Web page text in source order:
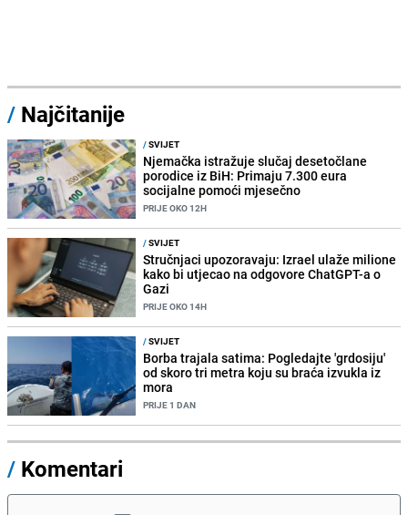
/ Najčitanije
/SVIJET
Njemačka istražuje slučaj desetočlane
porodice iz BiH: Primaju 7.300 eura
socijalne pomoći mjesečno
PRIJE OKO 12H
/SVIJET
Stručnjaci upozoravaju: Izrael ulaže milione
kako bi utjecao na odgovore ChatGPT-a o
Gazi
PRIJE OKO 14H
/SVIJET
Borba trajala satima: Pogledajte 'grdosiju'
od skoro tri metra koju su braća izvukla iz
mora
PRIJE 1 DAN
/ Komentari